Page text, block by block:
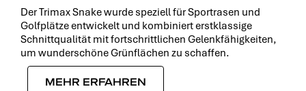
Der Trimax Snake wurde speziell für Sportrasen und
Golfplätze entwickelt und kombiniert erstklassige
Schnittqualität mit fortschrittlichen Gelenkfähigkeiten,
um wunderschöne Grünflächen zu schaffen.
MEHR ERFAHREN